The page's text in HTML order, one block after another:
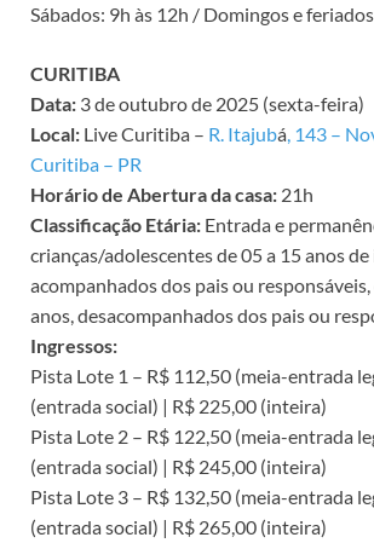
Sábados: 9h às 12h / Domingos e
CURITIBA
Data: 3 de outubro de 2025 (sexta-feira)
Local: Live Curitiba – R. Itajubá , 143 –
Curitiba – PR
Horário de Abertura da casa: 21h
Classificação Etária: Entrada e
crianças/adolescentes de 05 a 15 anos de
acompanhados dos pais ou responsáveis,
anos, desacompanhados dos pais ou
Ingressos:
Pista Lote 1 – R$ 112,50 (meia-entrada
(entrada social) | R$ 225,00 (inteira)
Pista Lote 2 – R$ 122,50 (meia-entrada
(entrada social) | R$ 245,00 (inteira)
Pista Lote 3 – R$ 132,50 (meia-entrada
(entrada social) | R$ 265,00 (inteira)